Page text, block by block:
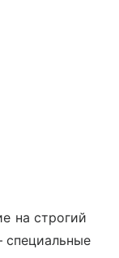
на строгий